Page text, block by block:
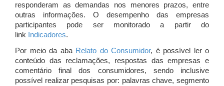
responderam as demandas nos menores prazos, entre
outras informações. O desempenho das empresas
participantes pode ser monitorado a partir do
link Indicadores.
Por meio da aba Relato do Consumidor, é possível ler o
conteúdo das reclamações, respostas das empresas e
comentário final dos consumidores, sendo inclusive
possível realizar pesquisas por: palavras chave, segmento